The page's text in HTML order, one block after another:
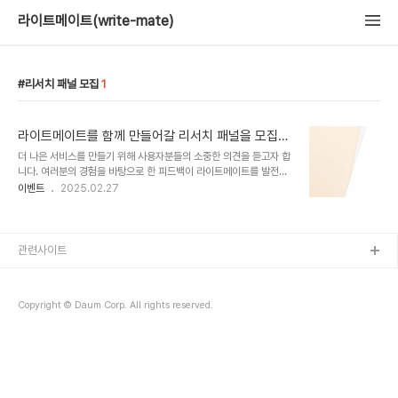
라이트메이트(write-mate)
리서치 패널 모집 1
라이트메이트를 함께 만들어갈 리서치 패널을 모집합
니다!
더 나은 서비스를 만들기 위해 사용자분들의 소중한 의견을 듣고자 합
니다. 여러분의 경험을 바탕으로 한 피드백이 라이트메이트를 발전시
키는 원동력이 됩니다.| 리서치 패널 모집 안내 |모집 기간: 2025년 3
탕으로 구글 폼 신청해주세요. 구글 폼 주소:
선정 및 인터뷰 진행 목적으로만 사용되..
이벤트 2025.02.27
Copyright © Daum Corp. All rights reserved.
관련사이트